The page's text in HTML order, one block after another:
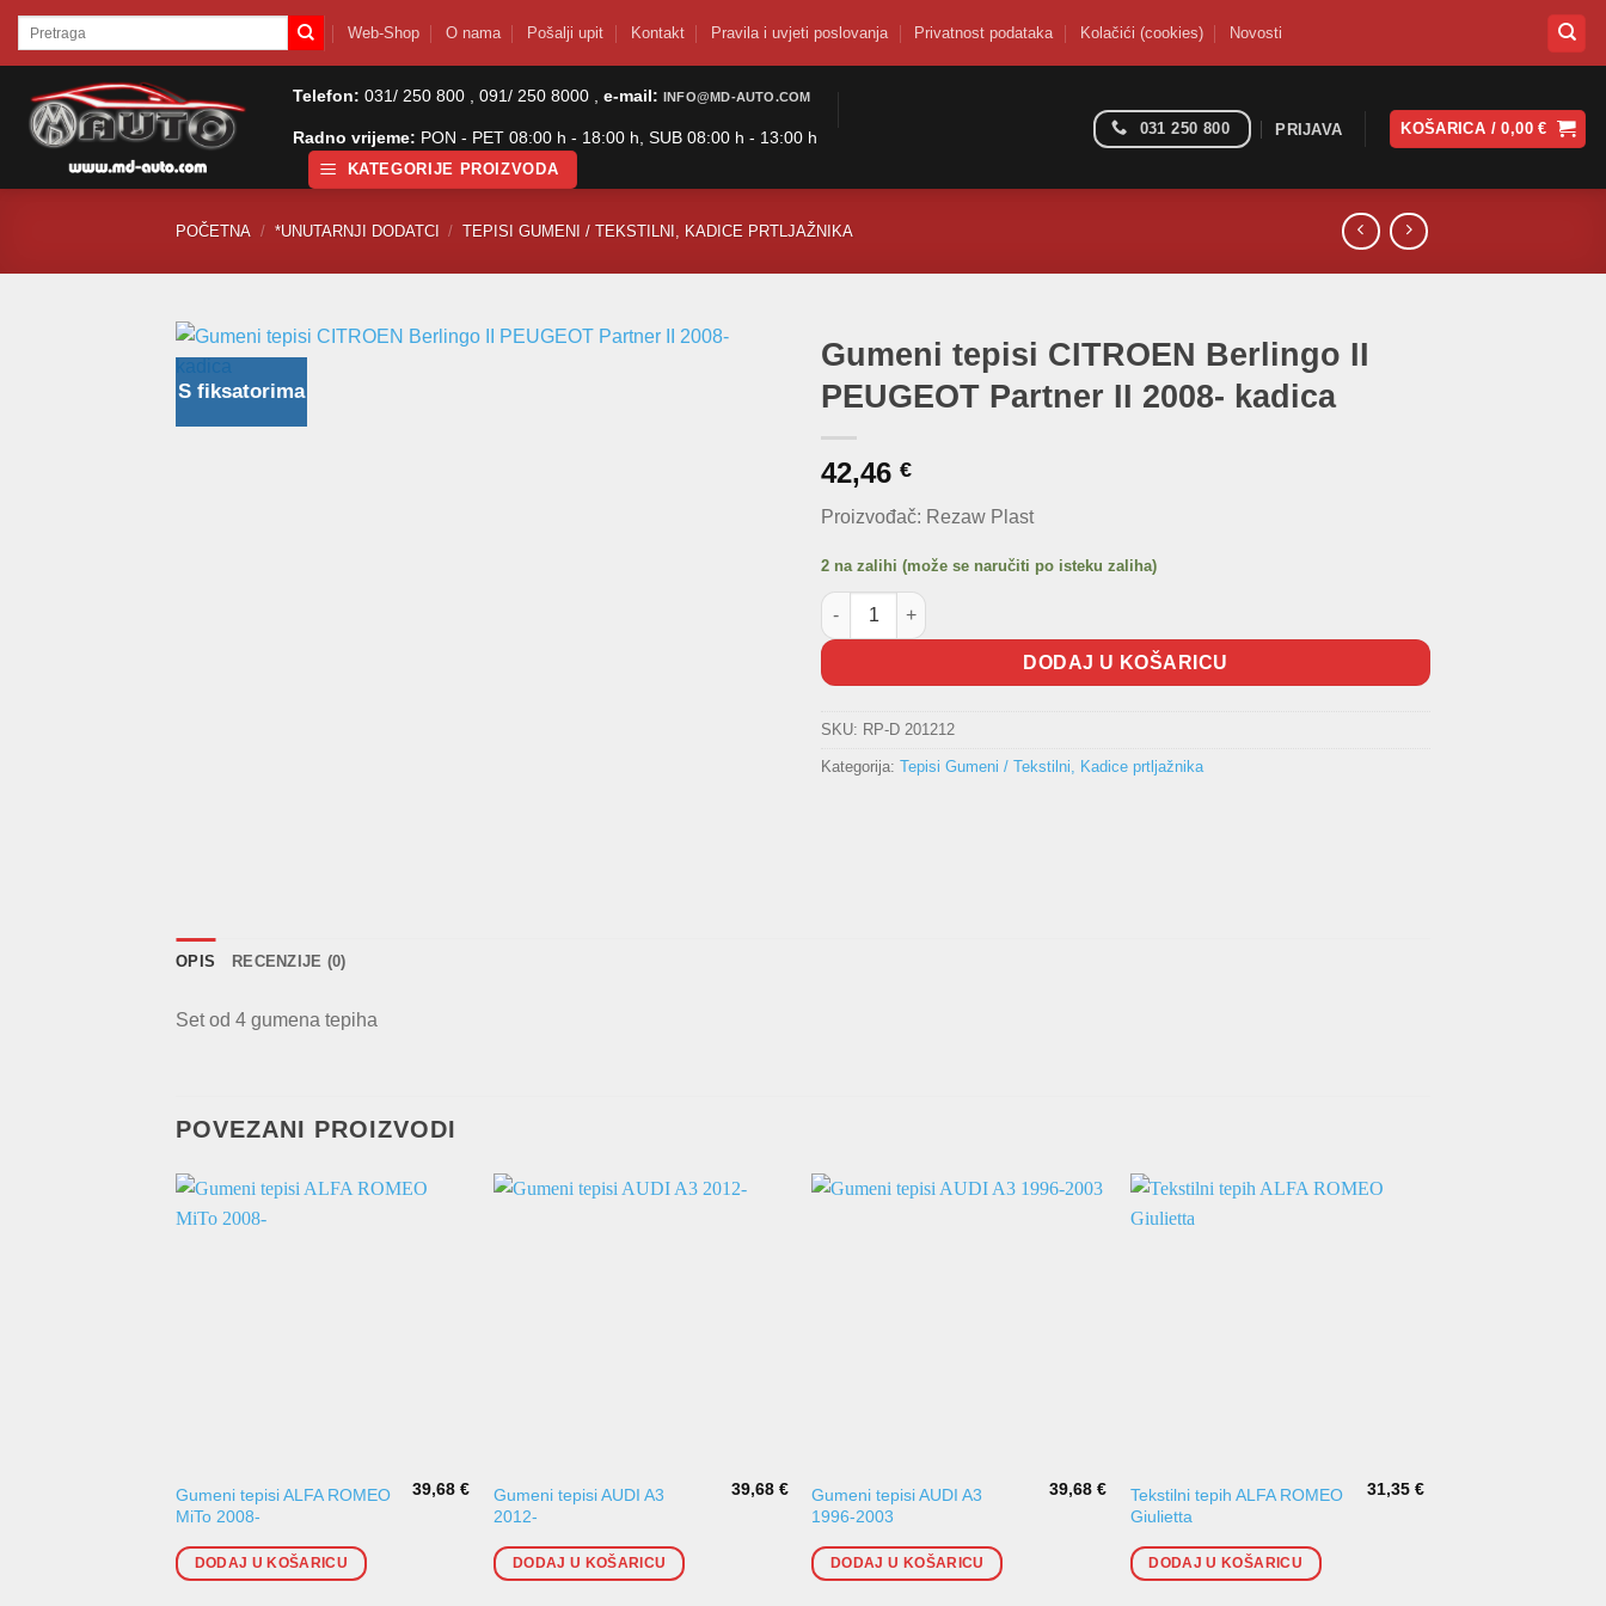
SkipPretraži: Web-Shop O nama Pošalji upit Kontakt Pravila i uvjeti poslovanja Privatnost podataka Kolačići (cookies) Novosti
Telefon: 031/ 250 800 , 091/ 250 8000 , e-mail: INFO@MD-AUTO.COM
Radno vrijeme: PON - PET 08:00 h - 18:00 h, SUB 08:00 h - 13:00 h
KATEGORIJE PROIZVODA
031 250 800 PRIJAVA KOŠARICA /0,00€
POČETNA / *UNUTARNJI DODATCI / TEPISI GUMENI / TEKSTILNI, KADICE PRTLJAŽNIKA
S fiksatorima
Gumeni tepisi CITROEN Berlingo II
PEUGEOT Partner II 2008- kadica
42,46 €
Proizvođač: Rezaw Plast
2 na zalihi (može se naručiti po isteku zaliha)
Gumeni tepisi CITROEN Berlingo II PEUGEOT Partner II 2008- kadica količina
DODAJ U KOŠARICU
SKU: RP-D 201212
Kategorija: Tepisi Gumeni / Tekstilni, Kadice prtljažnika
OPIS RECENZIJE (0)
Set od 4 gumena tepiha
POVEZANI PROIZVODI
Gumeni tepisi ALFA ROMEO
MiTo 2008-
39,68€
DODAJ U KOŠARICU
Gumeni tepisi AUDI A3
2012-
39,68 €
DODAJ U KOŠARICU
Gumeni tepisi AUDI A3
1996-2003
39,68 €
DODAJ U KOŠARICU
Tekstilni tepih ALFA ROMEO
Giulietta
31,35€
DODAJ U KOŠARICU